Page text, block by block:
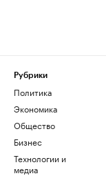
Рубрики
Политика
Экономика
Общество
Бизнес
Технологии и
медиа